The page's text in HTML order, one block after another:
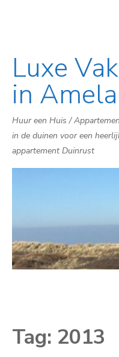
Luxe
in
Huur een Huis /
in de duinen voor een
appartement Duinrust
Tag: 2013